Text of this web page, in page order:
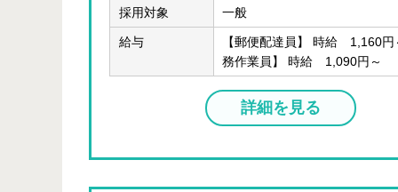
採用対象 一般
給与
【郵便配達員】 時給 1,160円
務作業員】 時給 1,090円～
詳細を見る